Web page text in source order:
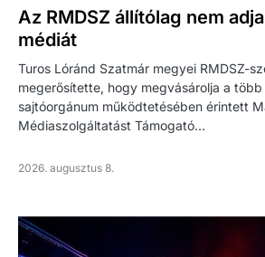
Az RMDSZ állítólag nem
médiát
Turos Lóránd Szatmár megyei RMDSZ-
megerősítette, hogy megvásárolja a
sajtóorgánum működtetésében érintett
Médiaszolgáltatást Támogató…
2026. augusztus 8.